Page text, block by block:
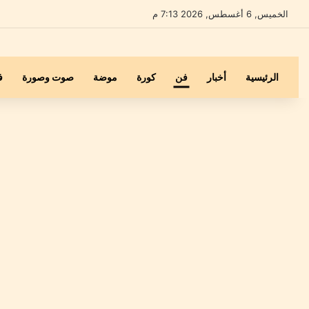
الخميس, 6 أغسطس, 2026 7:13 م
الرئيسية أخبار فن كورة موضة صوت وصورة